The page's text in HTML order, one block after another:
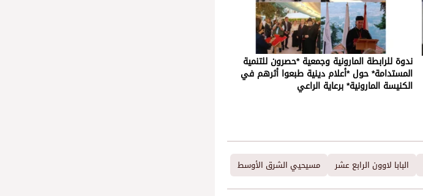
ندوة للرابطة المارونية وجمعية *حصرون للتنمية
المستدامة* حول *أعلام دينية طبعوا أثرهم في
الكنيسة المارونية* برعاية الراعي
البابا لاوون الرابع عشر مسيحيي الشرق الأوسط